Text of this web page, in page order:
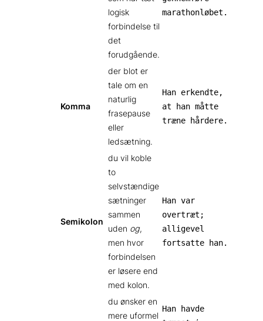
logisk
forbindelse til
det
forudgående.
marathonløbet.
Komma
der blot er
tale om en
naturlig
frasepause
eller
ledsætning.
Han erkendte,
at han måtte
træne hårdere.
Semikolon
du vil koble
to
selvstændige
sætninger
sammen
uden og,
men hvor
forbindelsen
er løsere end
med kolon.
Han var
overtræt;
alligevel
fortsatte han.
du ønsker en
mere uformel
Han havde